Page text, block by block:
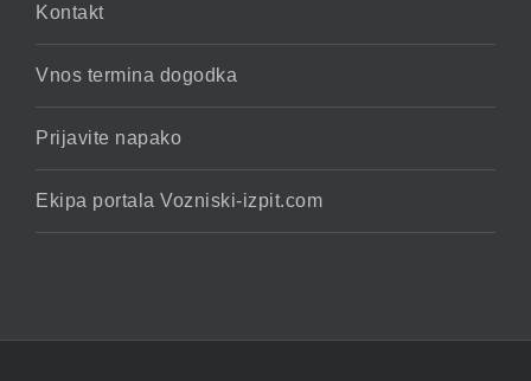
Kontakt
Vnos termina dogodka
Prijavite napako
Ekipa portala Vozniski-izpit.com